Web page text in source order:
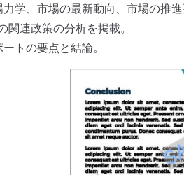
学、市場の最新動向、市場の推
関連政策の分析を掲載。
トの要点と結論。